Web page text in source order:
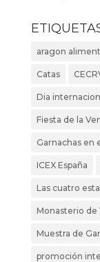
aragon
Catas
Dia
Fiesta de la
Garnachas en
ICEX España
Las cuatro
Monasterio de
Muestra de
promoción